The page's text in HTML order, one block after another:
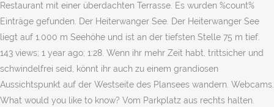
Restaurant mit einer überdachten Terrasse. Es wurden %count%
Einträge gefunden. Der Heiterwanger See. Der Heiterwanger See
liegt auf 1.000 m Seehöhe und ist an der tiefsten Stelle 75 m tief.
143 views; 1 year ago; 1:28. Wenn ihr mehr Zeit habt, trittsicher und
schwindelfrei seid, könnt ihr auch zu einem grandiosen
Aussichtspunkt auf der Westseite des Plansees wandern. Webcams.
What would you like to know? Vom Parkplatz aus rechts halten.